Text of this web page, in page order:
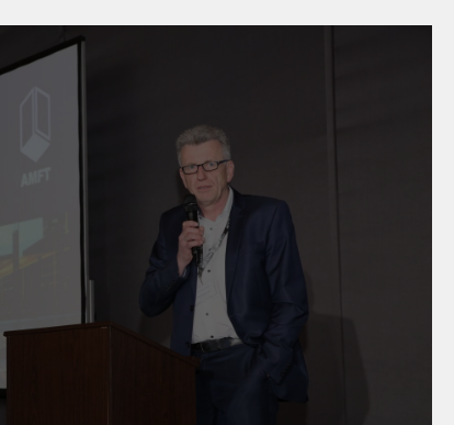
& Metallbaupreis 2024